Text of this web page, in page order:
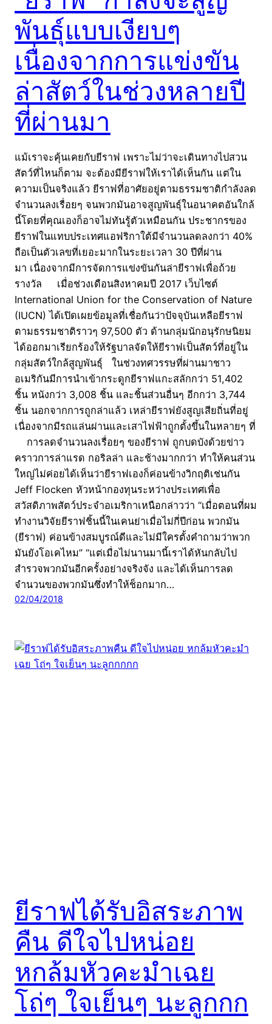
พันธุ์แบบเงียบๆ
เนื่องจากการแข่งขัน
ล่าสัตว์ในช่วงหลายปี
ที่ผ่านมา
แม้เราจะคุ้นเคยกับยีราฟ เพราะไม่ว่าจะเดินทางไปสวน
สัตว์ที่ไหนก็ตาม จะต้องมียีราฟให้เราได้เห็นกัน แต่ใน
ความเป็นจริงแล้ว ยีราฟที่อาศัยอยู่ตามธรรมชาติกำลังลด
จำนวนลงเรื่อยๆ จนพวกมันอาจสูญพันธุ์ในอนาคตอันใกล้
นี้โดยที่คุณเองก็อาจไม่ทันรู้ตัวเหมือนกัน ประชากรของ
ยีราฟในแทบประเทศแอฟริกาใต้มีจำนวนลดลงกว่า 40%
ถือเป็นตัวเลขที่เยอะมากในระยะเวลา 30 ปีที่ผ่าน
มา เนื่องจากมีการจัดการแข่งขันกันล่ายีราฟเพื่อถ้วย
รางวัล เมื่อช่วงเดือนสิงหาคมปี 2017 เว็บไซต์
International Union for the Conservation of Nature
(IUCN) ได้เปิดเผยข้อมูลที่เชื่อกันว่าปัจจุบันเหลือยีราฟ
ตามธรรมชาติราวๆ 97,500 ตัว ด้านกลุ่มนักอนุรักษนิยม
ได้ออกมาเรียกร้องให้รัฐบาลจัดให้ยีราฟเป็นสัตว์ที่อยู่ใน
กลุ่มสัตว์ใกล้สูญพันธุ์ ในช่วงทศวรรษที่ผ่านมาชาว
อเมริกันมีการนำเข้ากระดูกยีราฟแกะสลักกว่า 51,402
ชิ้น หนังกว่า 3,008 ชิ้น และชิ้นส่วนอื่นๆ อีกกว่า 3,744
ชิ้น นอกจากการถูกล่าแล้ว เหล่ายีราฟยังสูญเสียถิ่นที่อยู่
เนื่องจากมีรถแล่นผ่านและเสาไฟฟ้าถูกตั้งขึ้นในหลายๆ ที่
การลดจำนวนลงเรื่อยๆ ของยีราฟ ถูกบดบังด้วยข่าว
คราวการล่าแรด กอริลล่า และช้างมากกว่า ทำให้คนส่วน
ใหญ่ไม่ค่อยได้เห็นว่ายีราฟเองก็ค่อนข้างวิกฤติเช่นกัน
Jeff Flocken หัวหน้ากองทุนระหว่างประเทศเพื่อ
สวัสดิภาพสัตว์ประจำอเมริกาเหนือกล่าวว่า “เมื่อตอนที่ผม
ทำงานวิจัยยีราฟชิ้นนี้ในเคนย่าเมื่อไม่กี่ปีก่อน พวกมัน
(ยีราฟ) ค่อนข้างสมบูรณ์ดีและไม่มีใครตั้งคำถามว่าพวก
มันยังโอเคไหม” “แต่เมื่อไม่นานมานี้เราได้หันกลับไป
สำรวจพวกมันอีกครั้งอย่างจริงจัง และได้เห็นการลด
จำนวนของพวกมันซึ่งทำให้ช็อกมาก…
02/04/2018
ยีราฟได้รับอิสระภาพ
คืน ดีใจไปหน่อย
หกล้มหัวคะมำเฉย
โถ่ๆ ใจเย็นๆ นะลูกกก